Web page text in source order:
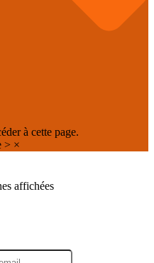
à cette page.
> ×
affichées